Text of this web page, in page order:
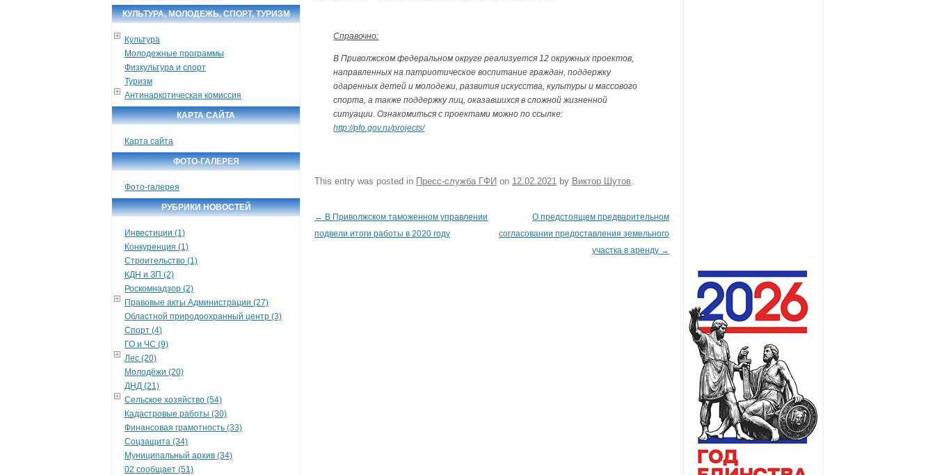
КУЛЬТУРА, МОЛОДЕЖЬ, СПОРТ, ТУРИЗМ
Культура
Молодежные программы
Физкультура и спорт
Туризм
Антинаркотическая комиссия
КАРТА САЙТА
Карта сайта
ФОТО-ГАЛЕРЕЯ
Фото-галерея
РУБРИКИ НОВОСТЕЙ
Инвестиции (1)
Конкуренция (1)
Строительство (1)
КДН и ЗП (2)
Роскомнадзор (2)
Правовые акты Администрации (27)
Областной природоохранный центр (3)
Спорт (4)
ГО и ЧС (9)
Лес (20)
Молодёжи (20)
ДНД (21)
Сельское хозяйство (54)
Кадастровые работы (30)
Финансовая грамотность (33)
Соцзащита (34)
Муниципальный архив (34)
02 сообщает (51)
Справочно:
В Приволжском федеральном округе реализуется 12 окружных проектов,
направленных на патриотическое воспитание граждан, поддержку
одаренных детей и молодежи, развития искусства, культуры и массового
спорта, а также поддержку лиц, оказавшихся в сложной жизненной
ситуации. Ознакомиться с проектами можно по ссылке:
http://pfo.gov.ru/projects/
This entry was posted in Пресс-служба ГФИ on 12.02.2021 by Виктор Шутов
Post navigation
← В Приволжском таможенном управлении
подвели итоги работы в 2020 году
О предстоящем предварительном
согласовании предоставления земельного
участка в аренду →